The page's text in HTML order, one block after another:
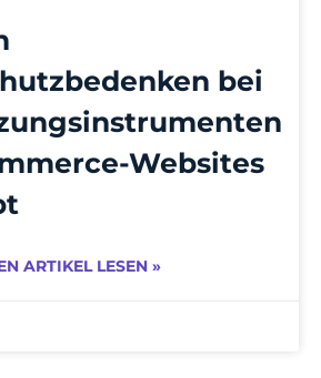
bei
Websites
ARTIKEL LESEN »